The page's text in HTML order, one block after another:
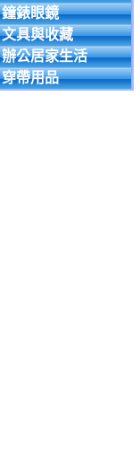
鐘錶眼鏡
文具與收藏
辦公居家生活
穿帶用品